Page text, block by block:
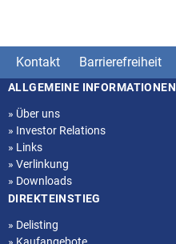
Kontakt Barrierefreiheit
Seitenstruktur
ALLGEMEINE INFORMATIONEN
» Über uns
» Investor Relations
» Links
» Verlinkung
» Downloads
DIREKTEINSTIEG
» Delisting